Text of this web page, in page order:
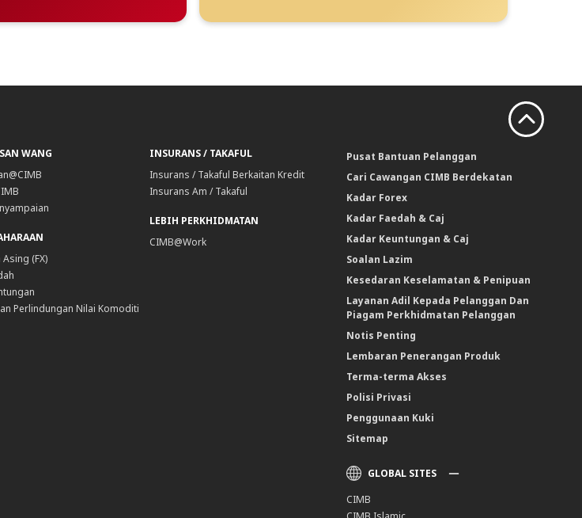
WANG
(FX)
Perlindungan Nilai Komoditi
INSURANS / TAKAFUL
Insurans / Takaful Berkaitan Kredit
Insurans Am / Takaful
LEBIH PERKHIDMATAN
CIMB@Work
Pusat Bantuan Pelanggan
Cari Cawangan CIMB Berdekatan
Kadar Forex
Kadar Faedah & Caj
Kadar Keuntungan & Caj
Soalan Lazim
Kesedaran Keselamatan & Penipuan
Layanan Adil Kepada Pelanggan Dan
Piagam Perkhidmatan Pelanggan
Notis Penting
Lembaran Penerangan Produk
Terma-terma Akses
Polisi Privasi
Penggunaan Kuki
Sitemap
GLOBAL SITES
CIMB